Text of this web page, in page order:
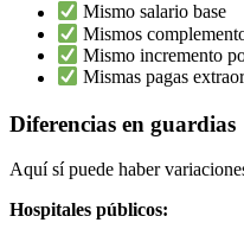
Mismo salario base
Mismos
Mismo incremento
Mismas pagas
Diferencias en guardias
Aquí sí puede haber
Hospitales públicos: